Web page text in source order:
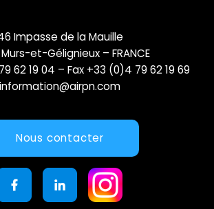
Impasse de la Mauille
Murs-et-Gélignieux – FRANCE
62 19 04 – Fax +33 (0)4 79 62 19 69
information@airpn.com
Nous contacter